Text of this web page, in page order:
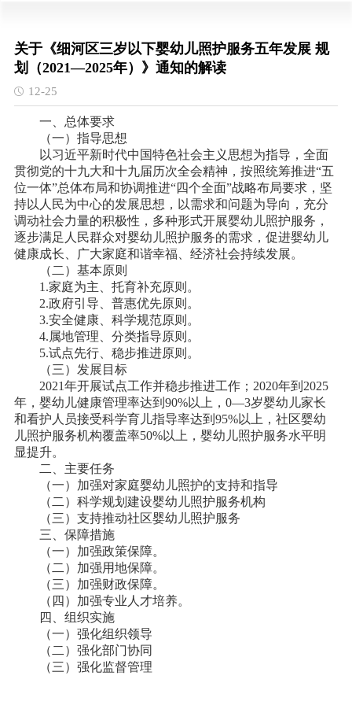
关于《细河区三岁以下婴幼儿照护服务五年发展 规
划（2021—2025年）》通知的解读
12-25
一、总体要求
（一）指导思想
以习近平新时代中国特色社会主义思想为指导，全面
贯彻党的十九大和十九届历次全会精神，按照统筹推进“五
位一体”总体布局和协调推进“四个全面”战略布局要求，坚
持以人民为中心的发展思想，以需求和问题为导向，充分
调动社会力量的积极性，多种形式开展婴幼儿照护服务，
逐步满足人民群众对婴幼儿照护服务的需求，促进婴幼儿
健康成长、广大家庭和谐幸福、经济社会持续发展。
（二）基本原则
1.家庭为主、托育补充原则。
2.政府引导、普惠优先原则。
3.安全健康、科学规范原则。
4.属地管理、分类指导原则。
5.试点先行、稳步推进原则。
（三）发展目标
2021年开展试点工作并稳步推进工作；2020年到2025
年，婴幼儿健康管理率达到90%以上，0—3岁婴幼儿家长
和看护人员接受科学育儿指导率达到95%以上，社区婴幼
儿照护服务机构覆盖率50%以上，婴幼儿照护服务水平明
显提升。
二、主要任务
（一）加强对家庭婴幼儿照护的支持和指导
（二）科学规划建设婴幼儿照护服务机构
（三）支持推动社区婴幼儿照护服务
三、保障措施
（一）加强政策保障。
（二）加强用地保障。
（三）加强财政保障。
（四）加强专业人才培养。
四、组织实施
（一）强化组织领导
（二）强化部门协同
（三）强化监督管理